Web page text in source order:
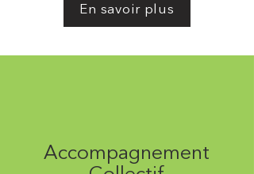
En savoir plus
Accompagnement